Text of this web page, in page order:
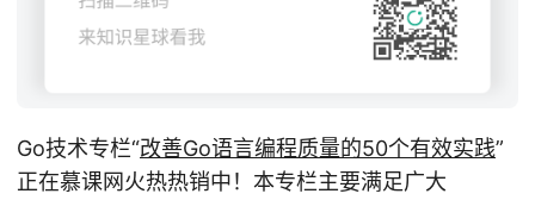
Go技术专栏“改善Go语⾔编程质量的50个有效实践”
正在慕课网火热热销中！本专栏主要满足广大